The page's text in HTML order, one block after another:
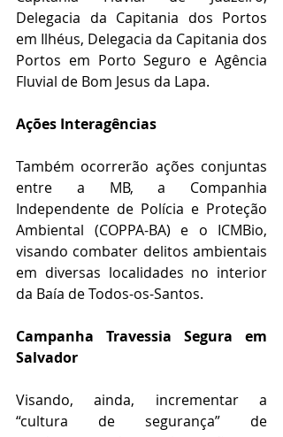
Delegacia da Capitania dos Portos
em Ilhéus, Delegacia da Capitania dos
Portos em Porto Seguro e Agência
Fluvial de Bom Jesus da Lapa.
Ações Interagências
Também ocorrerão ações conjuntas
entre a MB, a Companhia
Independente de Polícia e Proteção
Ambiental (COPPA-BA) e o ICMBio,
visando combater delitos ambientais
em diversas localidades no interior
da Baía de Todos-os-Santos.
Campanha Travessia Segura em
Salvador
Visando, ainda, incrementar a
“cultura de segurança” de